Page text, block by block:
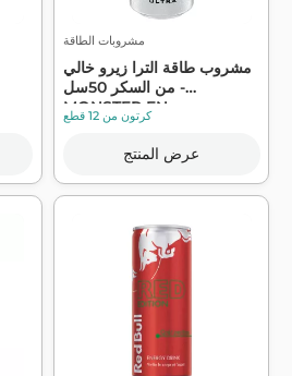
مشروبات الطاقة
مشروب طاقة الترا زيرو خالي
من السكر 50سل -
MONSTER EN...
كرتون من 12 قطع
عرض المنتج